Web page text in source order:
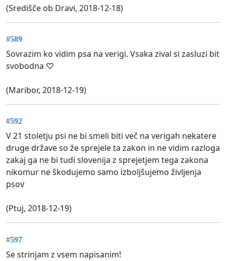
(Središče ob Dravi, 2018-12-18)
#589
Sovrazim ko vidim psa na verigi. Vsaka zival si zasluzi bit
svobodna ♡
(Maribor, 2018-12-19)
#592
V 21 stoletju psi ne bi smeli biti več na verigah nekatere
druge države so že sprejele ta zakon in ne vidim razloga
zakaj ga ne bi tudi slovenija z sprejetjem tega zakona
nikomur ne škodujemo samo izboljšujemo življenja
psov
(Ptuj, 2018-12-19)
#597
Se strinjam z vsem napisanim!